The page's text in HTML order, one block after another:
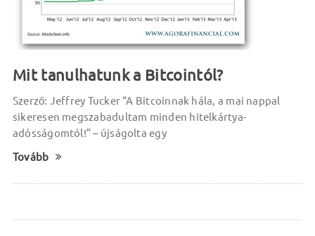
Mit tanulhatunk a Bitcointól?
Szerző: Jeffrey Tucker “A Bitcoinnak hála, a mai nappal
sikeresen megszabadultam minden hitelkártya-
adósságomtól!” – újságolta egy
Tovább